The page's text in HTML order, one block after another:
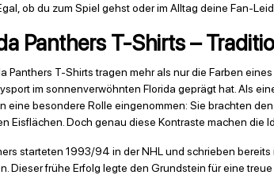
ob du zum Spiel gehst oder im Alltag deine Fan-
Panthers T-Shirts –
Panthers T-Shirts tragen mehr als nur die Farben
im sonnenverwöhnten Florida geprägt hat. Als
eine besondere Rolle eingenommen: Sie brachten
Eisflächen. Doch genau diese Kontraste machen die
starteten 1993/94 in der NHL und schrieben
Dieser frühe Erfolg legte den Grundstein für eine